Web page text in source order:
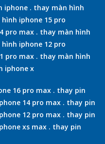
iphone . thay màn hình
iphone 15 pro
pro max . thay màn hình
iphone 12 pro
pro max . thay màn hình
iphone x
16 pro max . thay pin
14 pro max . thay pin
12 pro max . thay pin
xs max . thay pin